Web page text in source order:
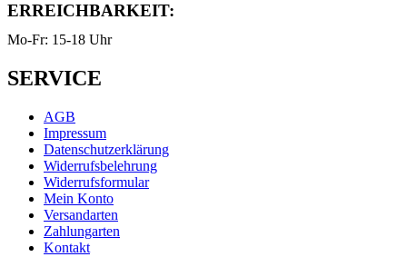
ERREICHBARKEIT:
Mo-Fr: 15-18 Uhr
SERVICE
AGB
Impressum
Datenschutzerklärung
Widerrufsbelehrung
Widerrufsformular
Mein Konto
Versandarten
Zahlungarten
Kontakt